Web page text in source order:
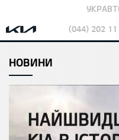
(044) 202
НОВИНИ